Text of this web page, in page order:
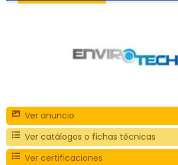
Ver anuncio
Ver catálogos o fichas técnicas
Ver certificaciones